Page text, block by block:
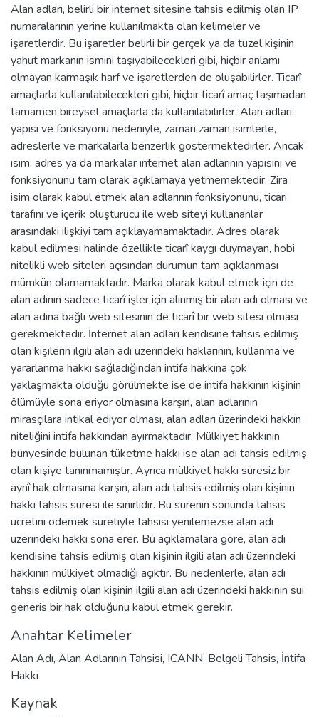
Alan adları, belirli bir internet sitesine tahsis edilmiş olan IP
numaralarının yerine kullanılmakta olan kelimeler ve
işaretlerdir. Bu işaretler belirli bir gerçek ya da tüzel kişinin
yahut markanın ismini taşıyabilecekleri gibi, hiçbir anlamı
olmayan karmaşık harf ve işaretlerden de oluşabilirler. Ticarî
amaçlarla kullanılabilecekleri gibi, hiçbir ticarî amaç taşımadan
tamamen bireysel amaçlarla da kullanılabilirler. Alan adları,
yapısı ve fonksiyonu nedeniyle, zaman zaman isimlerle,
adreslerle ve markalarla benzerlik göstermektedirler. Ancak
isim, adres ya da markalar internet alan adlarının yapısını ve
fonksiyonunu tam olarak açıklamaya yetmemektedir. Zira
isim olarak kabul etmek alan adlarının fonksiyonunu, ticari
tarafını ve içerik oluşturucu ile web siteyi kullananlar
arasındaki ilişkiyi tam açıklayamamaktadır. Adres olarak
kabul edilmesi halinde özellikle ticarî kaygı duymayan, hobi
nitelikli web siteleri açısından durumun tam açıklanması
mümkün olamamaktadır. Marka olarak kabul etmek için de
alan adının sadece ticarî işler için alınmış bir alan adı olması ve
alan adına bağlı web sitesinin de ticarî bir web sitesi olması
gerekmektedir. İnternet alan adları kendisine tahsis edilmiş
olan kişilerin ilgili alan adı üzerindeki haklarının, kullanma ve
yararlanma hakkı sağladığından intifa hakkına çok
yaklaşmakta olduğu görülmekte ise de intifa hakkının kişinin
ölümüyle sona eriyor olmasına karşın, alan adlarının
mirasçılara intikal ediyor olması, alan adları üzerindeki hakkın
niteliğini intifa hakkından ayırmaktadır. Mülkiyet hakkının
bünyesinde bulunan tüketme hakkı ise alan adı tahsis edilmiş
olan kişiye tanınmamıştır. Ayrıca mülkiyet hakkı süresiz bir
aynî hak olmasına karşın, alan adı tahsis edilmiş olan kişinin
hakkı tahsis süresi ile sınırlıdır. Bu sürenin sonunda tahsis
ücretini ödemek suretiyle tahsisi yenilemezse alan adı
üzerindeki hakkı sona erer. Bu açıklamalara göre, alan adı
kendisine tahsis edilmiş olan kişinin ilgili alan adı üzerindeki
hakkının mülkiyet olmadığı açıktır. Bu nedenlerle, alan adı
tahsis edilmiş olan kişinin ilgili alan adı üzerindeki hakkının sui
generis bir hak olduğunu kabul etmek gerekir.
Anahtar Kelimeler
Alan Adı, Alan Adlarının Tahsisi, ICANN, Belgeli Tahsis, İntifa
Hakkı
Kaynak